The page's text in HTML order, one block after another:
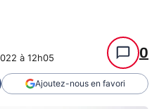
à 12h05 0
Ajoutez-nous en favori